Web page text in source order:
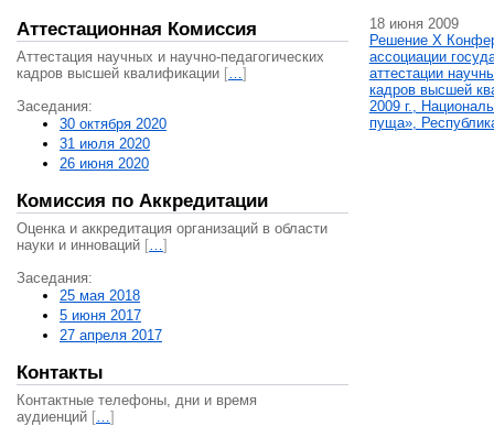
Аттестационная Комиссия
Аттестация научных и научно-педагогических
кадров высшей квалификации […]
Заседания:
30 октября 2020
31 июля 2020
26 июня 2020
Комиссия по Аккредитации
Оценка и аккредитация организаций в области
науки и инноваций […]
Заседания:
25 мая 2018
5 июня 2017
27 апреля 2017
Контакты
Контактные телефоны, дни и время
аудиенций […]
18 июня 2009
Решение X
ассоциации
аттестации
кадров высшей
2009 г.,
пуща»,